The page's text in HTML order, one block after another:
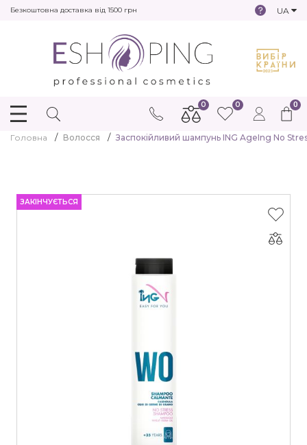
Безкоштовна доставка від 1500 грн UA
0
0 0
Головна Волосся Заспокійливий шампунь ING AgeIng No
ЗАКІНЧУЄТЬСЯ